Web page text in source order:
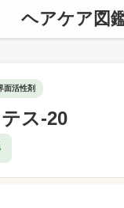
ヘアケア図
面活性剤
ス-20